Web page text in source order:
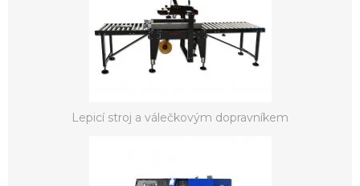
Lepicí stroj a válečkovým dopravníkem